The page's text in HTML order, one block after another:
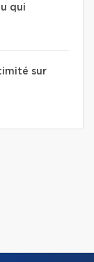
qui
sur